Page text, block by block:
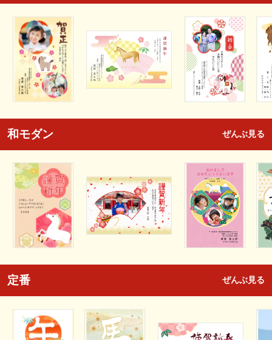
和モダン ぜんぶ見る
定番 ぜんぶ見る